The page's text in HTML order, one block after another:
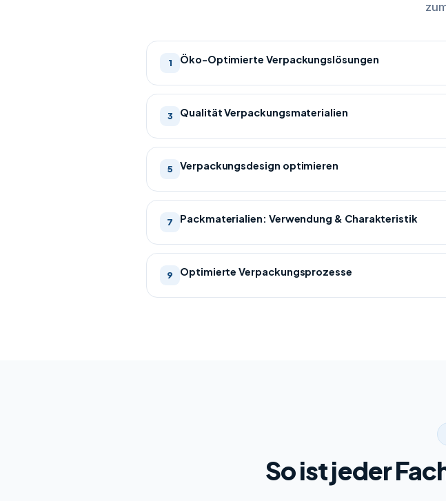
1 Öko-Optimierte Verpackungslösungen
3 Qualität Verpackungsmaterialien
5 Verpackungsdesign optimieren
7 Packmaterialien: Verwendung & Charakteristik
9 Optimierte Verpackungsprozesse
So ist jeder